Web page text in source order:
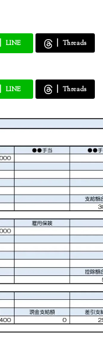
LINE Threads
LINE Threads